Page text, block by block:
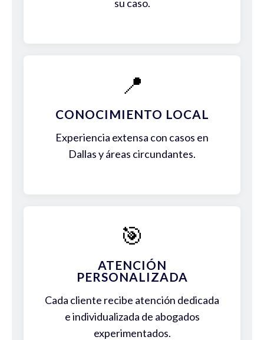
su caso.
📍
CONOCIMIENTO LOCAL
Experiencia extensa con casos en
Dallas y áreas circundantes.
🎯
ATENCIÓN
PERSONALIZADA
Cada cliente recibe atención dedicada
e individualizada de abogados
experimentados.